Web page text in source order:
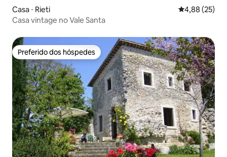
Casa ⋅ Rieti 4,88 de uma
4,88 (25)
Casa vintage no Vale Santa
Preferido dos hóspedes
Preferido dos hóspedes